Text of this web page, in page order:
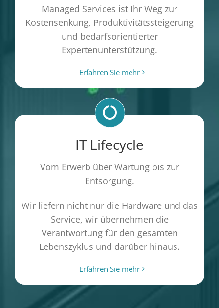
Managed Services ist Ihr Weg zur
Kostensenkung, Produktivitätssteigerung
und bedarfsorientierter
Expertenunterstützung.
Erfahren Sie mehr
IT Lifecycle
Vom Erwerb über Wartung bis zur
Entsorgung.
Wir liefern nicht nur die Hardware und das
Service, wir übernehmen die
Verantwortung für den gesamten
Lebenszyklus und darüber hinaus.
Erfahren Sie mehr